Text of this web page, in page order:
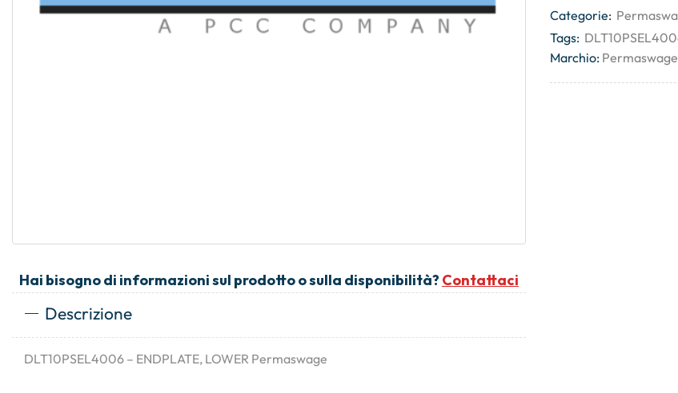
Hai bisogno di informazioni sul prodotto o sulla disponibilità? Contattaci
Descrizione
DLT10PSEL4006 – ENDPLATE, LOWER Permaswage
Categorie:
Tags:
Marchio: Permaswage